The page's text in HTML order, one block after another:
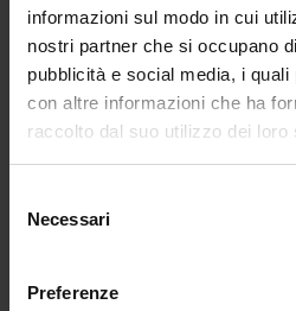
informazioni sul modo in cui
nostri partner che si occupano
pubblicità e social media, i
con altre informazioni che ha
raccolto dal suo utilizzo dei loro
delNecessari
Preferenze
Coachella: la fine
daEmma Sabatini|Apr
Dopo anni di successo